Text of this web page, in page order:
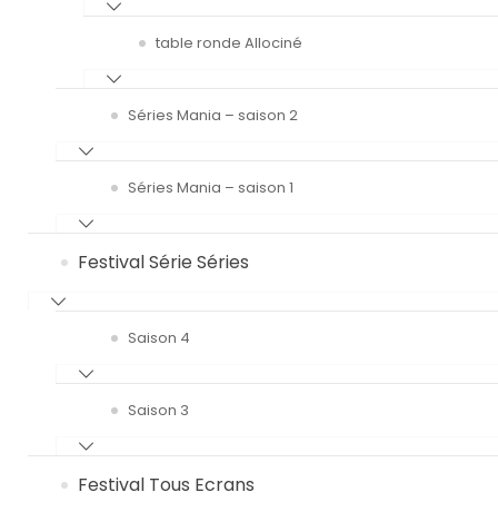
table ronde Allociné
Séries Mania – saison 2
Séries Mania – saison 1
Festival Série Séries
Saison 4
Saison 3
Festival Tous Ecrans